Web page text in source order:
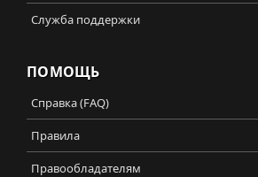
Служба поддержки
ПОМОЩЬ
Справка (FAQ)
Правила
Правообладателям